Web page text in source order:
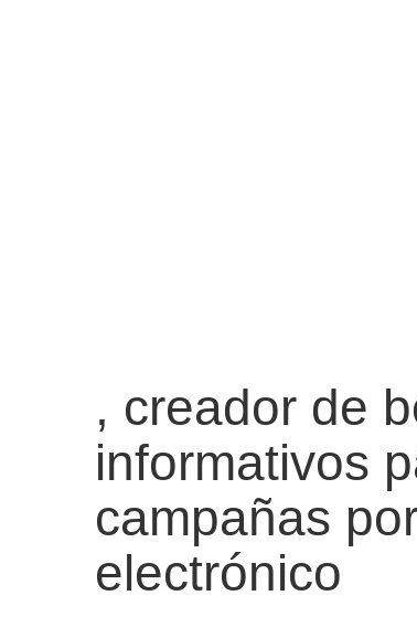
, creador de
informativos
campañas
electrónico